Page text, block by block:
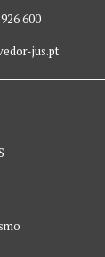
600
jus.pt